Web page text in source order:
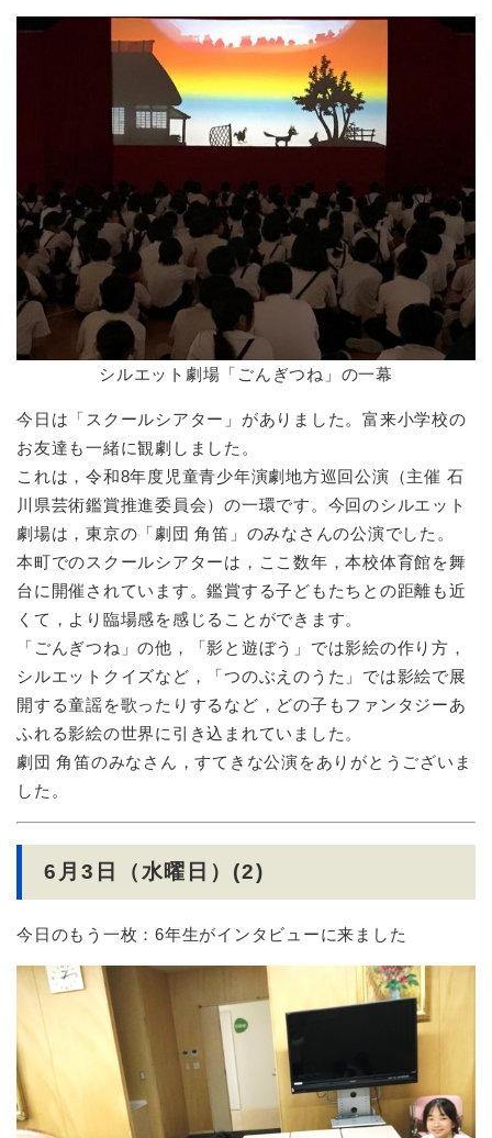
シルエット劇場「ごんぎつね」の一幕
今日は「スクールシアター」がありました。富来小学校の
お友達も一緒に観劇しました。
これは，令和8年度児童青少年演劇地方巡回公演（主催 石
川県芸術鑑賞推進委員会）の一環です。今回のシルエット
劇場は，東京の「劇団 角笛」のみなさんの公演でした。
本町でのスクールシアターは，ここ数年，本校体育館を舞
台に開催されています。鑑賞する子どもたちとの距離も近
くて，より臨場感を感じることができます。
「ごんぎつね」の他，「影と遊ぼう」では影絵の作り方，
シルエットクイズなど，「つのぶえのうた」では影絵で展
開する童謡を歌ったりするなど，どの子もファンタジーあ
ふれる影絵の世界に引き込まれていました。
劇団 角笛のみなさん，すてきな公演をありがとうございま
した。
6月3日（水曜日）(2)
今日のもう一枚：6年生がインタビューに来ました